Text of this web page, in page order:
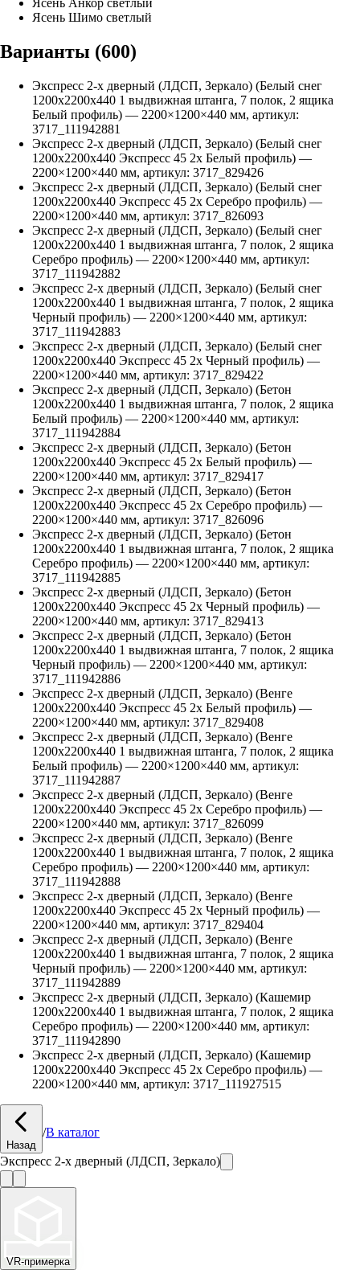
Ясень Анкор светлый
Ясень Шимо светлый
Варианты (600)
Экспресс 2-х дверный (ЛДСП, Зеркало) (Белый снег
1200х2200х440 1 выдвижная штанга, 7 полок, 2 ящика
Белый профиль) — 2200×1200×440 мм, артикул:
3717_111942881
Экспресс 2-х дверный (ЛДСП, Зеркало) (Белый снег
1200х2200х440 Экспресс 45 2х Белый профиль) —
2200×1200×440 мм, артикул: 3717_829426
Экспресс 2-х дверный (ЛДСП, Зеркало) (Белый снег
1200х2200х440 Экспресс 45 2х Серебро профиль) —
2200×1200×440 мм, артикул: 3717_826093
Экспресс 2-х дверный (ЛДСП, Зеркало) (Белый снег
1200х2200х440 1 выдвижная штанга, 7 полок, 2 ящика
Серебро профиль) — 2200×1200×440 мм, артикул:
3717_111942882
Экспресс 2-х дверный (ЛДСП, Зеркало) (Белый снег
1200х2200х440 1 выдвижная штанга, 7 полок, 2 ящика
Черный профиль) — 2200×1200×440 мм, артикул:
3717_111942883
Экспресс 2-х дверный (ЛДСП, Зеркало) (Белый снег
1200х2200х440 Экспресс 45 2х Черный профиль) —
2200×1200×440 мм, артикул: 3717_829422
Экспресс 2-х дверный (ЛДСП, Зеркало) (Бетон
1200х2200х440 1 выдвижная штанга, 7 полок, 2 ящика
Белый профиль) — 2200×1200×440 мм, артикул:
3717_111942884
Экспресс 2-х дверный (ЛДСП, Зеркало) (Бетон
1200х2200х440 Экспресс 45 2х Белый профиль) —
2200×1200×440 мм, артикул: 3717_829417
Экспресс 2-х дверный (ЛДСП, Зеркало) (Бетон
1200х2200х440 Экспресс 45 2х Серебро профиль) —
2200×1200×440 мм, артикул: 3717_826096
Экспресс 2-х дверный (ЛДСП, Зеркало) (Бетон
1200х2200х440 1 выдвижная штанга, 7 полок, 2 ящика
Серебро профиль) — 2200×1200×440 мм, артикул:
3717_111942885
Экспресс 2-х дверный (ЛДСП, Зеркало) (Бетон
1200х2200х440 Экспресс 45 2х Черный профиль) —
2200×1200×440 мм, артикул: 3717_829413
Экспресс 2-х дверный (ЛДСП, Зеркало) (Бетон
1200х2200х440 1 выдвижная штанга, 7 полок, 2 ящика
Черный профиль) — 2200×1200×440 мм, артикул:
3717_111942886
Экспресс 2-х дверный (ЛДСП, Зеркало) (Венге
1200х2200х440 Экспресс 45 2х Белый профиль) —
2200×1200×440 мм, артикул: 3717_829408
Экспресс 2-х дверный (ЛДСП, Зеркало) (Венге
1200х2200х440 1 выдвижная штанга, 7 полок, 2 ящика
Белый профиль) — 2200×1200×440 мм, артикул:
3717_111942887
Экспресс 2-х дверный (ЛДСП, Зеркало) (Венге
1200х2200х440 Экспресс 45 2х Серебро профиль) —
2200×1200×440 мм, артикул: 3717_826099
Экспресс 2-х дверный (ЛДСП, Зеркало) (Венге
1200х2200х440 1 выдвижная штанга, 7 полок, 2 ящика
Серебро профиль) — 2200×1200×440 мм, артикул:
3717_111942888
Экспресс 2-х дверный (ЛДСП, Зеркало) (Венге
1200х2200х440 Экспресс 45 2х Черный профиль) —
2200×1200×440 мм, артикул: 3717_829404
Экспресс 2-х дверный (ЛДСП, Зеркало) (Венге
1200х2200х440 1 выдвижная штанга, 7 полок, 2 ящика
Черный профиль) — 2200×1200×440 мм, артикул:
3717_111942889
Экспресс 2-х дверный (ЛДСП, Зеркало) (Кашемир
1200х2200х440 1 выдвижная штанга, 7 полок, 2 ящика
Серебро профиль) — 2200×1200×440 мм, артикул:
3717_111942890
Экспресс 2-х дверный (ЛДСП, Зеркало) (Кашемир
1200х2200х440 Экспресс 45 2х Серебро профиль) —
2200×1200×440 мм, артикул: 3717_111927515
Назад
/В каталог
Экспресс 2-х дверный (ЛДСП, Зеркало)
VR-примерка